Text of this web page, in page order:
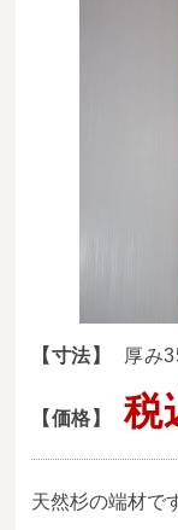
ご注
オイ
メン
オー
当店
【寸法】 厚み
【価格】 税
天然杉の端材で